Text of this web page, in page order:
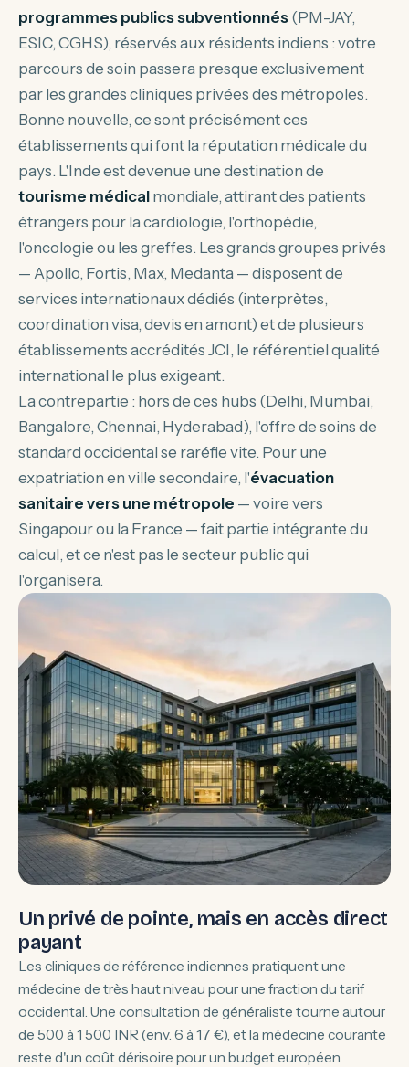
programmes publics subventionnés (PM-JAY,
ESIC, CGHS), réservés aux résidents indiens : votre
parcours de soin passera presque exclusivement
par les grandes cliniques privées des métropoles.
Bonne nouvelle, ce sont précisément ces
établissements qui font la réputation médicale du
pays. L'Inde est devenue une destination de
tourisme médical mondiale, attirant des patients
étrangers pour la cardiologie, l'orthopédie,
l'oncologie ou les greffes. Les grands groupes privés
— Apollo, Fortis, Max, Medanta — disposent de
services internationaux dédiés (interprètes,
coordination visa, devis en amont) et de plusieurs
établissements accrédités JCI, le référentiel qualité
international le plus exigeant.
La contrepartie : hors de ces hubs (Delhi, Mumbai,
Bangalore, Chennai, Hyderabad), l'offre de soins de
standard occidental se raréfie vite. Pour une
expatriation en ville secondaire, l'évacuation
sanitaire vers une métropole — voire vers
Singapour ou la France — fait partie intégrante du
calcul, et ce n'est pas le secteur public qui
l'organisera.
Un privé de pointe, mais en accès direct
payant
Les cliniques de référence indiennes pratiquent une
médecine de très haut niveau pour une fraction du tarif
occidental. Une consultation de généraliste tourne autour
de 500 à 1 500 INR (env. 6 à 17 €), et la médecine courante
reste d'un coût dérisoire pour un budget européen.